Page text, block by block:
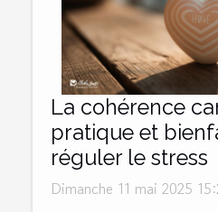
La cohérence
pratique et
réguler le stress
Dimanche 11 mai 2025